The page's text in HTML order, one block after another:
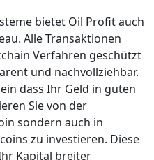
bietet Oil Profit auch
Alle Transaktionen
Verfahren geschützt
und nachvollziehbar.
dass Ihr Geld in guten
Sie von der
sondern auch in
zu investieren. Diese
Kapital breiter